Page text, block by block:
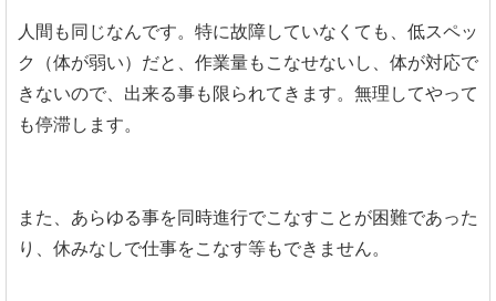
人間も同じなんです。特に故障していなくても、低スペッ
ク（体が弱い）だと、作業量もこなせないし、体が対応で
きないので、出来る事も限られてきます。無理してやって
も停滞します。
また、あらゆる事を同時進行でこなすことが困難であった
り、休みなしで仕事をこなす等もできません。